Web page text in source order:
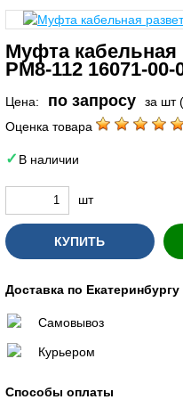
Муфта кабельная
РМ8-112 16071-00-
Цена: по запросу
за шт
Оценка товара
В наличии
шт
КУПИТЬ
Доставка по Екатеринбургу
Самовывоз
Курьером
Способы оплаты